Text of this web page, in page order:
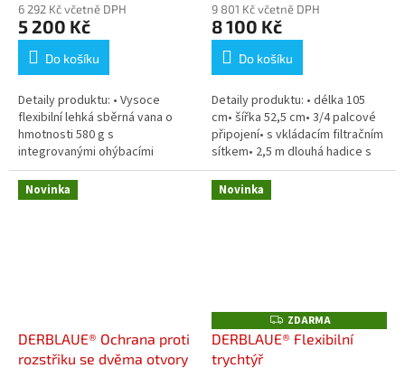
6 292 Kč včetně DPH
5 200 Kč
Do košíku
Detaily produktu: • Vysoce
flexibilní lehká sběrná vana o
hmotnosti 580 g s
integrovanými ohýbacími
kovovými prvky, těsnicí lem po
celém obvodu, objem 10 l, 2
rukojeti pro...
9 801 Kč včetně DPH
8 100 Kč
Do košíku
Detaily produktu: • délka 105
cm• šířka 52,5 cm• 3/4 palcové
připojení• s vkládacím filtračním
sítkem• 2,5 m dlouhá hadice s
vhodným uchycením• držák
vodítka pro závěsný...
Novinka
DERBLAUE® Ochrana proti
rozstřiku se dvěma otvory
Novinka
Z
D
A
ZDARMA
DERBLAUE® Flexibilní
trychtýř